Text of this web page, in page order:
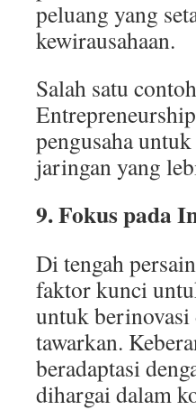
peluang yang
kewirausahaan.
Salah satu
pengusaha
jaringan yang
9. Fokus pada
Di tengah
faktor kunci
untuk berinovasi
tawarkan.
beradaptasi
dihargai dalam